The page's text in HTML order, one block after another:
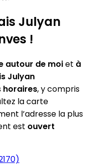
Julyan
!
autour de moiet à
Julyan
horaires, y compris
la carte
l’adresse la plus
est ouvert